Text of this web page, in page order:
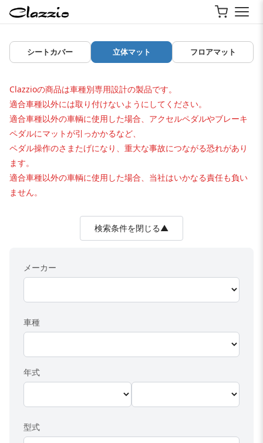
シートカバー 立体マット フロアマット
Clazzioの商品は車種別専用設計の製品です。
適合車種以外には取り付けないようにしてください。
適合車種以外の車輌に使用した場合、アクセルペダルやブレーキ
ペダルにマットが引っかかるなど、
ペダル操作のさまたげになり、重大な事故につながる恐れがあり
ます。
適合車種以外の車輌に使用した場合、当社はいかなる責任も負い
ません。
検索条件を閉じる▲
メーカー
車種
年式
型式